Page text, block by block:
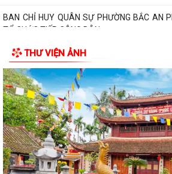
BAN CHỈ HUY QUÂN SỰ PHƯỜNG BẮC AN
TỔ CHỨC TIẾP CÔNG DÂN
Đảng ủy, HĐND, UBND, Ủy ban MTTQ Việt
phường Bắc An Phụ tri ân các Anh hùng...
Kỷ niệm 79 năm ngày Thương binh - Liệt
Khắc ghi công lao, tiếp nối đạo...
Phường Bắc An Phụ tổ chức trang trọng Lễ
thắp nến tri ân các Anh hùng liệt...
THÔNG BÁO: Về việc Tổ chức Lễ cầu siêu
THƯ VIỆN ẢNH